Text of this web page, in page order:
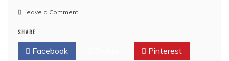
Leave a Commenton
SHARE
Facebook Pinterest